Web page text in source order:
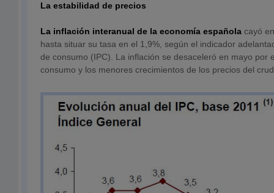
La estabilidad de precios
La inflación interanual de la economía española cayó
hasta situar su tasa en el 1,9%, según el indicador
de consumo (IPC). La inflación se desaceleró en mayo por
consumo y los menores crecimientos de los precios del